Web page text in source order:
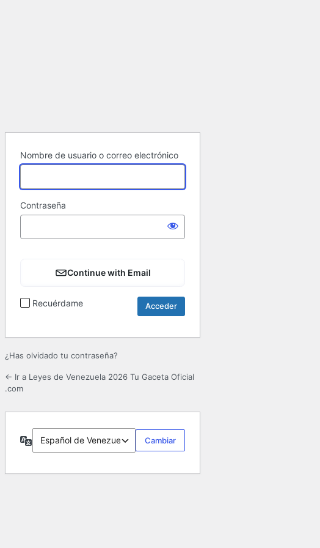
Nombre de usuario o correo electrónico
Contraseña
Continue with Email
Recuérdame
¿Has olvidado tu contraseña?
← Ir a Leyes de Venezuela 2026 Tu Gaceta Oficial
.com
Idioma